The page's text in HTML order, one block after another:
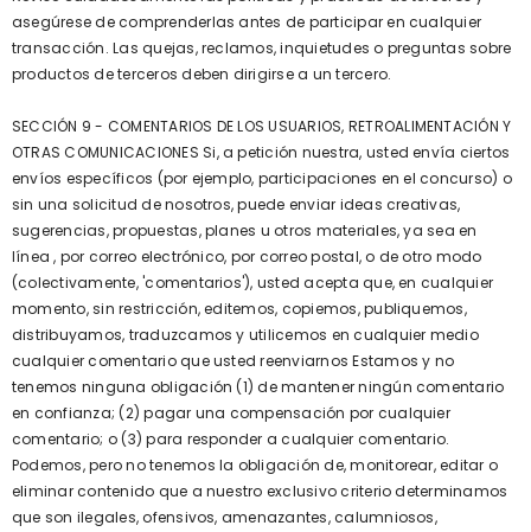
asegúrese de comprenderlas antes de participar en cualquier
transacción. Las quejas, reclamos, inquietudes o preguntas sobre
productos de terceros deben dirigirse a un tercero.
SECCIÓN 9 - COMENTARIOS DE LOS USUARIOS, RETROALIMENTACIÓN Y
OTRAS COMUNICACIONES Si, a petición nuestra, usted envía ciertos
envíos específicos (por ejemplo, participaciones en el concurso) o
sin una solicitud de nosotros, puede enviar ideas creativas,
sugerencias, propuestas, planes u otros materiales, ya sea en
línea , por correo electrónico, por correo postal, o de otro modo
(colectivamente, 'comentarios'), usted acepta que, en cualquier
momento, sin restricción, editemos, copiemos, publiquemos,
distribuyamos, traduzcamos y utilicemos en cualquier medio
cualquier comentario que usted reenviarnos Estamos y no
tenemos ninguna obligación (1) de mantener ningún comentario
en confianza; (2) pagar una compensación por cualquier
comentario; o (3) para responder a cualquier comentario.
Podemos, pero no tenemos la obligación de, monitorear, editar o
eliminar contenido que a nuestro exclusivo criterio determinamos
que son ilegales, ofensivos, amenazantes, calumniosos,